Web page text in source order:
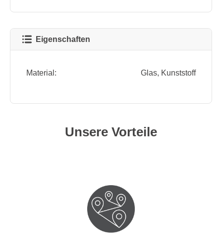
Eigenschaften
Material: Glas, Kunststoff
Unsere Vorteile